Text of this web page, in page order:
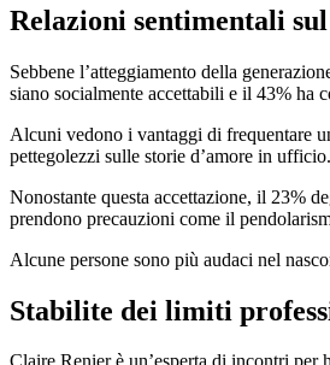
Relazioni sentimentali
Sebbene l’atteggiamento della
siano socialmente accettabili e il 43% ha
Alcuni vedono i vantaggi di frequentare
pettegolezzi sulle storie d’amore in ufficio.
Nonostante questa accettazione, il 23%
prendono precauzioni come il
Alcune persone sono più audaci nel
Stabilite dei limiti